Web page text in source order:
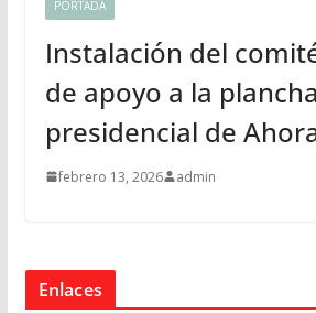
PORTADA
Instalación del
de apoyo a la plancha
presidencial de
febrero 13, 2026 admin
Enlaces